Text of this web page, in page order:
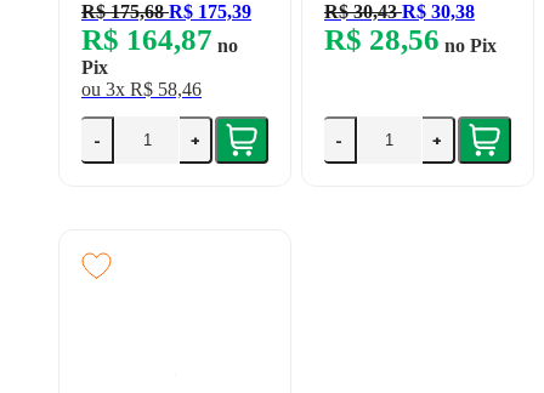
R$ 175,68R$ 175,39
R$ 164,87 no
Pix
ou 3x R$ 58,46
- +
R$ 30,43R$ 30,38
R$ 28,56 no Pix
- +